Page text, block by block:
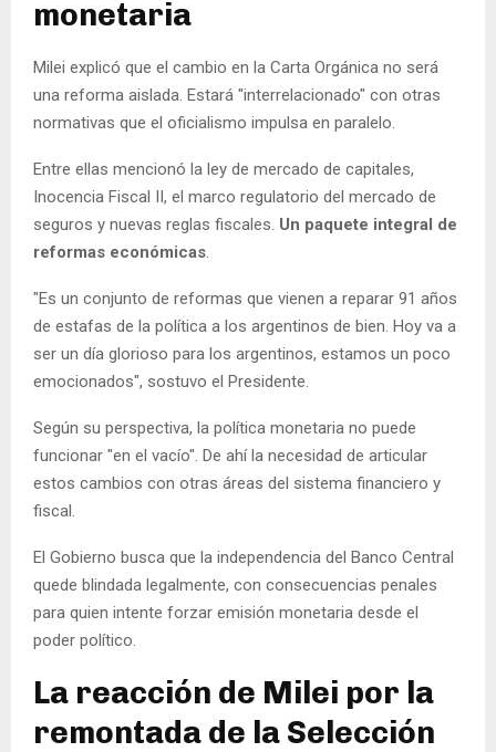
monetaria
Milei explicó que el cambio en la Carta Orgánica no será
una reforma aislada. Estará "interrelacionado" con otras
normativas que el oficialismo impulsa en paralelo.
Entre ellas mencionó la ley de mercado de capitales,
Inocencia Fiscal II, el marco regulatorio del mercado de
seguros y nuevas reglas fiscales. Un paquete integral de
reformas económicas.
"Es un conjunto de reformas que vienen a reparar 91 años
de estafas de la política a los argentinos de bien. Hoy va a
ser un día glorioso para los argentinos, estamos un poco
emocionados", sostuvo el Presidente.
Según su perspectiva, la política monetaria no puede
funcionar "en el vacío". De ahí la necesidad de articular
estos cambios con otras áreas del sistema financiero y
fiscal.
El Gobierno busca que la independencia del Banco Central
quede blindada legalmente, con consecuencias penales
para quien intente forzar emisión monetaria desde el
poder político.
La reacción de Milei por la
remontada de la Selección